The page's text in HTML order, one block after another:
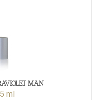
MAN
ml